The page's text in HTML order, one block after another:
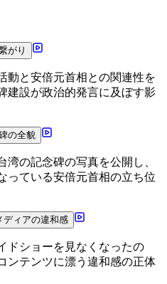
がり
動と安倍元首相との関連性を
建設が政治的発言に及ぼす影
の全貌
湾の記念碑の写真を公開し、
っている安倍元首相の立ち位
ディアの違和感
ドショーを見なくなったの
ンテンツに漂う違和感の正体